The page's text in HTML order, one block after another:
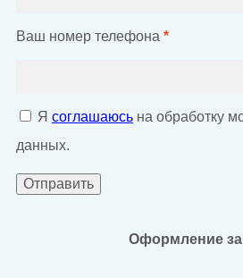
Ваш номер телефона *
Я соглашаюсь на обработку
данных.
Оформление